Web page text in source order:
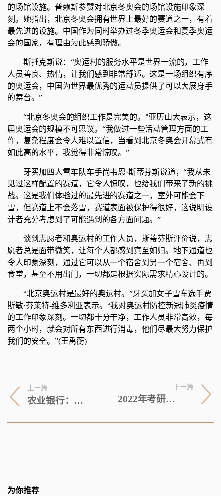
的场馆设施。普赖斯参赞对北京冬奥会的场馆设施印象深
刻。她指出，北京冬奥会拥有世界上最好的赛道之一，有着
最先进的设施。中国作为同时举办过冬季奥运会和夏季奥运
会的国家，有理由为此感到骄傲。
斯托克斯说：“奥运村的服务水平是世界一流的，工作
人员善良、热情，让我们感到非常舒适。这是一场组织有序
的奥运会，中国为世界最优秀的运动员提供了可以大展身手
的舞台。”
“北京冬奥会的组织工作是完美的。”亚历山大表示，这
届奥运会的规模不可思议。“我做过一些活动管理方面的工
作，复杂程度会令人难以置信，当看到北京冬奥会开幕式有
如此高的水平，我觉得非常惊叹。”
牙买加四人雪车队车手尚韦恩·斯蒂芬斯说道，“我从未
见过这样配置的赛道，它令人惊叹，也给我们带来了新的挑
战。这是我们体验过的最先进的赛道之一，室外可能会下
雪，但赛道上不会落雪，赛道表面被保护得很好，这说明设
计者充分考虑到了可能遇到的各方面问题。”
谈到志愿者和奥运村的工作人员，斯蒂芬斯评价说，志
愿者总是面带微笑，让每个人都感到宾至如归。地下通道也
令人印象深刻，通过它可以从一个宿舍到另一个宿舍、再到
食堂，甚至不用出门，一切都是根据实际需求精心设计的。
“北京奥运村是最好的奥运村。”牙买加女子雪车选手贾
斯敏·芬莱特-维多利亚表示。“我对奥运村防控新冠肺炎疫情
的工作印象深刻。一切都十分干净，工作人员非常高效，每
两个小时，就会对所有东西进行消毒，他们尽最大努力保护
我们的安全。”(王禹蘅)
上一篇
农业银行：积极服务海南自贸港建设
下一篇
2022年考研初试成绩今起公布 这些信息要注意
为你推荐